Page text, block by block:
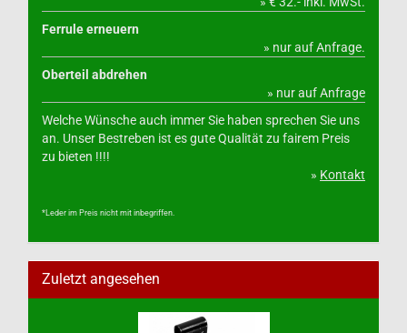
Ferrule erneuern
» nur auf Anfrage.
Oberteil abdrehen
» nur auf Anfrage
Welche Wünsche auch immer Sie haben sprechen Sie uns
an. Unser Bestreben ist es gute Qualität zu fairem Preis
zu bieten !!!!
» Kontakt
*Leder im Preis nicht mit inbegriffen.
Zuletzt angesehen